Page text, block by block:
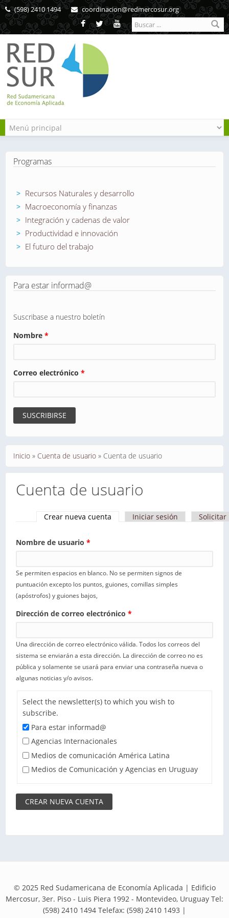
Pasar al contenido principal
(598) 2410 1494 coordinacion@redmercosur.org
Formulario de
búsqueda
Programas
Recursos Naturales y desarrollo
Macroeconomía y finanzas
Integración y cadenas de valor
Productividad e innovación
El futuro del trabajo
Para estar informad@
Suscribase a nuestro boletín
Nombre *
Correo electrónico *
Se encuentra usted aquí
Inicio » Cuenta de usuario » Cuenta de usuario
Cuenta de usuario
Solapas principales
Crear nueva cuenta (solapa activa)
Iniciar sesión Solicitar
Nombre de usuario *
Se permiten espacios en blanco. No se permiten signos de
puntuación excepto los puntos, guiones, comillas simples
(apóstrofos) y guiones bajos,
Dirección de correo electrónico *
Una dirección de correo electrónico válida. Todos los correos del
sistema se enviarán a esta dirección. La dirección de correo no es
pública y solamente se usará para enviar una contraseña nueva o
algunas noticias y/o avisos.
Select the newsletter(s) to which you wish to
subscribe.
Para estar informad@
Agencias Internacionales
Medios de comunicación América Latina
Medios de Comunicación y Agencias en Uruguay
© 2025 Red Sudamericana de Economía Aplicada | Edificio
Mercosur, 3er. Piso - Luis Piera 1992 - Montevideo, Uruguay Tel:
(598) 2410 1494 Telefax: (598) 2410 1493 |